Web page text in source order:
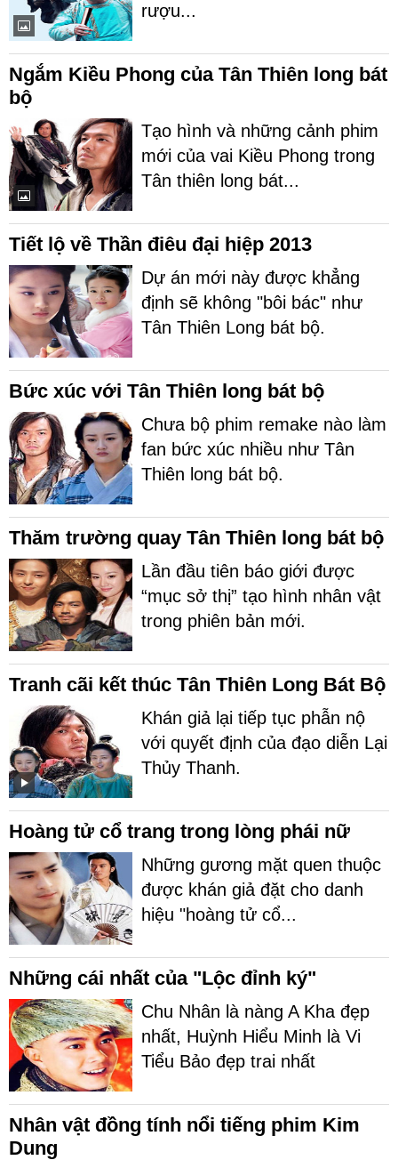
rượu...
Ngắm Kiều Phong của Tân Thiên long bát
bộ
Tạo hình và những cảnh phim
mới của vai Kiều Phong trong
Tân thiên long bát...
Tiết lộ về Thần điêu đại hiệp 2013
Dự án mới này được khẳng
định sẽ không "bôi bác" như
Tân Thiên Long bát bộ.
Bức xúc với Tân Thiên long bát bộ
Chưa bộ phim remake nào làm
fan bức xúc nhiều như Tân
Thiên long bát bộ.
Thăm trường quay Tân Thiên long bát bộ
Lần đầu tiên báo giới được
“mục sở thị” tạo hình nhân vật
trong phiên bản mới.
Tranh cãi kết thúc Tân Thiên Long Bát Bộ
Khán giả lại tiếp tục phẫn nộ
với quyết định của đạo diễn Lại
Thủy Thanh.
Hoàng tử cổ trang trong lòng phái nữ
Những gương mặt quen thuộc
được khán giả đặt cho danh
hiệu "hoàng tử cổ...
Những cái nhất của "Lộc đỉnh ký"
Chu Nhân là nàng A Kha đẹp
nhất, Huỳnh Hiểu Minh là Vi
Tiểu Bảo đẹp trai nhất
Nhân vật đồng tính nổi tiếng phim Kim
Dung